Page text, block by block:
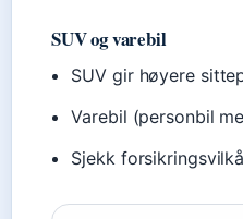
SUV og varebil
SUV gir høyere
Varebil (personbil
Sjekk